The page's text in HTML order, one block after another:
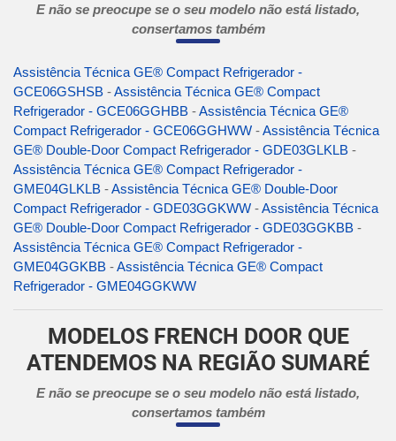
E não se preocupe se o seu modelo não está listado,
consertamos também
Assistência Técnica GE® Compact Refrigerador -
GCE06GSHSB -Assistência Técnica GE® Compact
Refrigerador - GCE06GGHBB -Assistência Técnica GE®
Compact Refrigerador - GCE06GGHWW -Assistência Técnica
GE® Double-Door Compact Refrigerador - GDE03GLKLB -
Assistência Técnica GE® Compact Refrigerador -
GME04GLKLB -Assistência Técnica GE® Double-Door
Compact Refrigerador - GDE03GGKWW -Assistência Técnica
GE® Double-Door Compact Refrigerador - GDE03GGKBB -
Assistência Técnica GE® Compact Refrigerador -
GME04GGKBB -Assistência Técnica GE® Compact
Refrigerador - GME04GGKWW
MODELOS FRENCH DOOR QUE
ATENDEMOS NA REGIÃO SUMARÉ
E não se preocupe se o seu modelo não está listado,
consertamos também